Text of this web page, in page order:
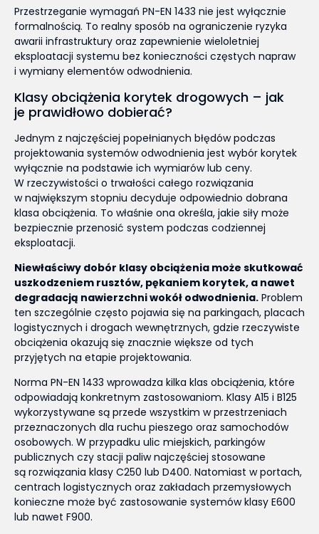
Przestrzeganie wymagań PN-EN 1433 nie jest wyłącznie
formalnością. To realny sposób na ograniczenie ryzyka
awarii infrastruktury oraz zapewnienie wieloletniej
eksploatacji systemu bez konieczności częstych napraw
i wymiany elementów odwodnienia.
Klasy obciążenia korytek drogowych – jak
je prawidłowo dobierać?
Jednym z najczęściej popełnianych błędów podczas
projektowania systemów odwodnienia jest wybór korytek
wyłącznie na podstawie ich wymiarów lub ceny.
W rzeczywistości o trwałości całego rozwiązania
w największym stopniu decyduje odpowiednio dobrana
klasa obciążenia. To właśnie ona określa, jakie siły może
bezpiecznie przenosić system podczas codziennej
eksploatacji.
Niewłaściwy dobór klasy obciążenia może skutkować
uszkodzeniem rusztów, pękaniem korytek, a nawet
degradacją nawierzchni wokół odwodnienia. Problem
ten szczególnie często pojawia się na parkingach, placach
logistycznych i drogach wewnętrznych, gdzie rzeczywiste
obciążenia okazują się znacznie większe od tych
przyjętych na etapie projektowania.
Norma PN-EN 1433 wprowadza kilka klas obciążenia, które
odpowiadają konkretnym zastosowaniom. Klasy A15 i B125
wykorzystywane są przede wszystkim w przestrzeniach
przeznaczonych dla ruchu pieszego oraz samochodów
osobowych. W przypadku ulic miejskich, parkingów
publicznych czy stacji paliw najczęściej stosowane
są rozwiązania klasy C250 lub D400. Natomiast w portach,
centrach logistycznych oraz zakładach przemysłowych
konieczne może być zastosowanie systemów klasy E600
lub nawet F900.